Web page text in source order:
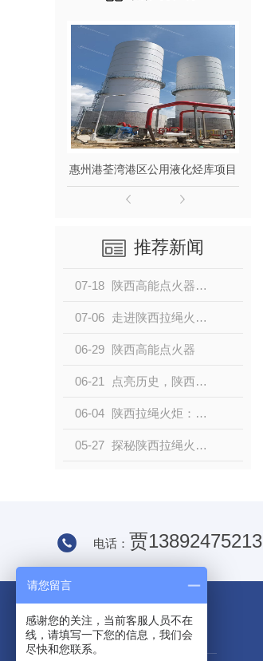
惠州港荃湾港区公用液化烃库项目
推荐新闻
07-18 陕西高能点火器：技术突破揭秘
07-06 走进陕西拉绳火炬的..
06-29 陕西高能点火器
06-21 点亮历史，陕西拉绳火炬的故事
06-04 陕西拉绳火炬：文化遗产中的瑰宝
05-27 探秘陕西拉绳火炬制作工艺
电话： 贾13892475213
请您留言
感谢您的关注，当前客服人员不在
线，请填写一下您的信息，我们会
尽快和您联系。